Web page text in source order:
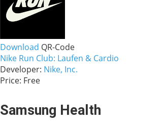
Download QR-Code
Nike Run Club: Laufen & Cardio
Developer: Nike, Inc.
Price: Free
Samsung Health